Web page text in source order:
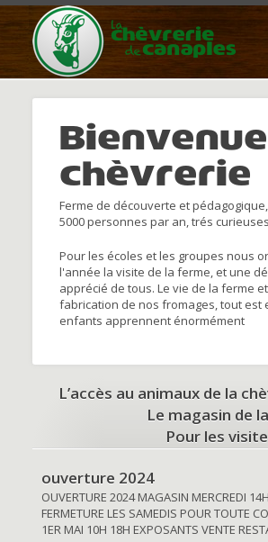
chèvrerie
Ferme de découverte et
5000 personnes par an, trés
Pour les écoles et les groupes nous
l'année la visite de la ferme, et une
apprécié de tous. Le vie de la ferme
fabrication de nos fromages, tout est
enfants apprennent énormément
L’accès au animaux de la
Le magasin de
Pour les
ouverture 2024
OUVERTURE 2024 MAGASIN MERCREDI
FERMETURE LES SAMEDIS POUR TOUTE
1ER MAI 10H 18H EXPOSANTS VENTE